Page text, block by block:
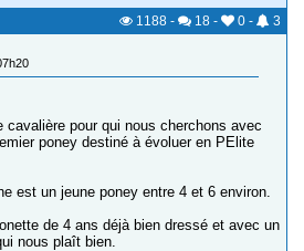
1188 - 18 - 0 -
3
cavalière pour qui nous cherchons avec
poney destiné à évoluer en PElite
est un jeune poney entre 4 et 6 environ.
de 4 ans déjà bien dressé et avec un
nous plaît bien.